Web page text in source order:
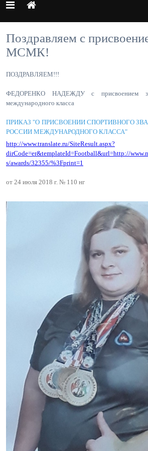
Поздравляем с
МСМК!
ПОЗДРАВЛЯЕМ!!!
ФЕДОРЕНКО НАДЕЖДУ с присвоением
международного класса
ПРИКАЗ "О ПРИСВОЕНИИ СПОРТИВНОГО
РОССИИ МЕЖДУНАРОДНОГО КЛАССА"
http://www.translate.ru/SiteResult.aspx?
dirCode=er&templateId=Football&url=http://
s/awards/32355/%3Fprint=1
от 24 июля 2018 г. № 110 нг